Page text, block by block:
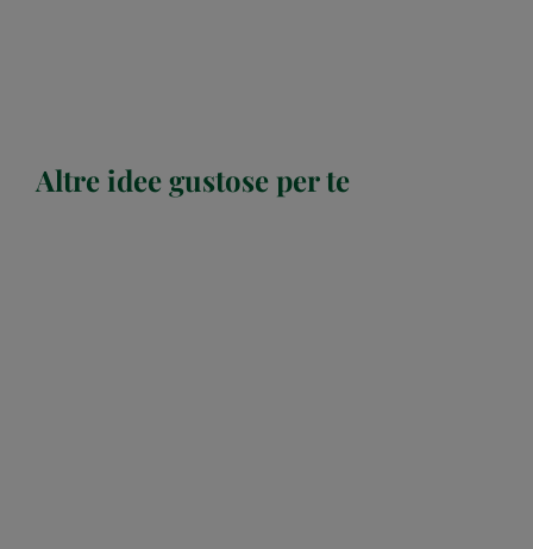
Altre idee gustose per te